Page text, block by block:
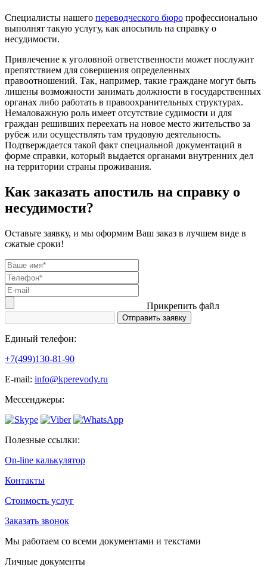
Специалисты нашего переводческого бюро профессионально
выполнят такую услугу, как апосьтиль на справку о
несудимости.
Привлечение к уголовной ответственности может послужит
препятствием для совершения определенных
правоотношений. Так, например, такие граждане могут быть
лишены возможности занимать должности в государственных
органах либо работать в правоохранительных структурах.
Немаловажную роль имеет отсутствие судимости и для
граждан решивших переехать на новое место жительство за
рубеж или осуществлять там трудовую деятельность.
Подтверждается такой факт специальной документаций в
форме справки, который выдается органами внутренних дел
на территории страны проживания.
Как заказать апостиль на справку о
несудимости?
Оставьте заявку, и мы оформим Ваш заказ в лучшем виде в
сжатые сроки!
Прикрепить файл
Единый телефон:
+7(499)130-81-90
Е-mail: info@kperevody.ru
Мессенджеры:
Полезные ссылки:
On-line калькулятор
Контакты
Стоимость услуг
Заказать звонок
Мы работаем со всеми документами и текстами
Личные документы